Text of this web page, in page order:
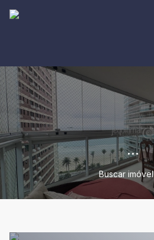
...
Buscar imóvel